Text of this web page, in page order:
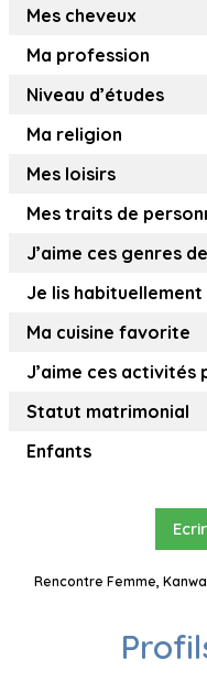
Mes cheveux
Ma profession
Niveau d’études
Ma religion
Mes loisirs
Mes traits de
J’aime ces genres
Je lis habituellement
Ma cuisine favorite
J’aime ces activités
Statut matrimonial
Enfants
Rencontre Femme,